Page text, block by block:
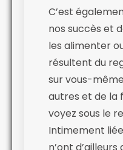
C’est
nos succès et
les alimenter
résultent du
sur vous-
autres et de la
voyez sous le
Intimement